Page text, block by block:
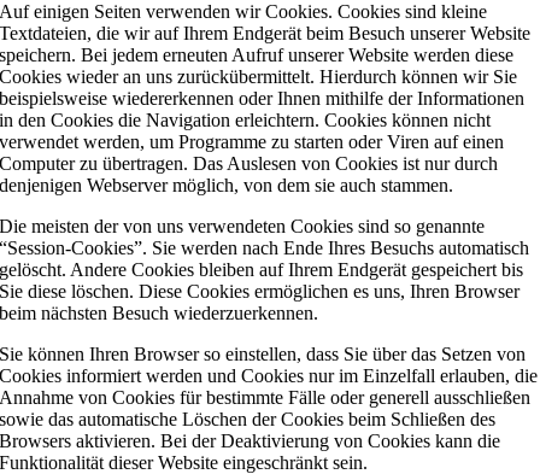
Auf einigen Seiten verwenden wir Cookies. Cookies sind kleine
Textdateien, die wir auf Ihrem Endgerät beim Besuch unserer Website
speichern. Bei jedem erneuten Aufruf unserer Website werden diese
Cookies wieder an uns zurückübermittelt. Hierdurch können wir Sie
beispielsweise wiedererkennen oder Ihnen mithilfe der Informationen
in den Cookies die Navigation erleichtern. Cookies können nicht
verwendet werden, um Programme zu starten oder Viren auf einen
Computer zu übertragen. Das Auslesen von Cookies ist nur durch
denjenigen Webserver möglich, von dem sie auch stammen.
Die meisten der von uns verwendeten Cookies sind so genannte
“Session-Cookies”. Sie werden nach Ende Ihres Besuchs automatisch
gelöscht. Andere Cookies bleiben auf Ihrem Endgerät gespeichert bis
Sie diese löschen. Diese Cookies ermöglichen es uns, Ihren Browser
beim nächsten Besuch wiederzuerkennen.
Sie können Ihren Browser so einstellen, dass Sie über das Setzen von
Cookies informiert werden und Cookies nur im Einzelfall erlauben, die
Annahme von Cookies für bestimmte Fälle oder generell ausschließen
sowie das automatische Löschen der Cookies beim Schließen des
Browsers aktivieren. Bei der Deaktivierung von Cookies kann die
Funktionalität dieser Website eingeschränkt sein.